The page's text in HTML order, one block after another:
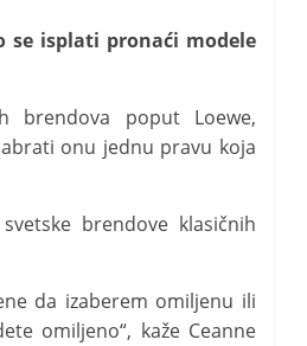
isplati pronaći modele
brendova poput Loewe,
onu jednu pravu koja
brendove klasičnih
da izaberem omiljenu ili
omiljeno“, kaže Ceanne